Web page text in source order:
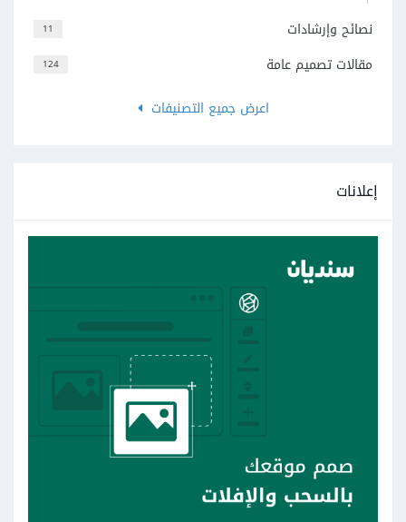
11 نصائح وإرشادات
124
مقالات تصميم عامة
اعرض جميع التصنيفات
إعلانات